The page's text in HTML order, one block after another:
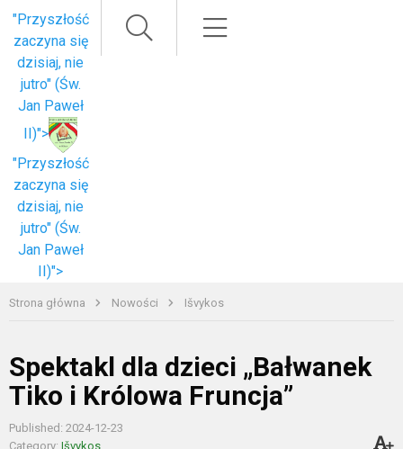
"Przyszłość
zaczyna się
dzisiaj, nie
jutro" (Św.
Jan Paweł
II)">
"Przyszłość
zaczyna się
dzisiaj, nie
jutro" (Św.
Jan Paweł
II)">
Strona główna Nowości Išvykos
Spektakl dla dzieci „Bałwanek
Tiko i Królowa Fruncja”
Published: 2024-12-23
Category: Išvykos